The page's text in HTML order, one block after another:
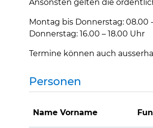
Ansonsten gelten die
Montag bis Donnerstag: 08.00 -
Donnerstag: 16.00 – 18.00 Uhr
Termine können auch
Personen
Name Vorname